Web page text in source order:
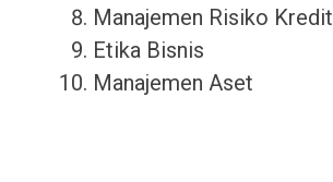
Manajemen Risiko Kredit
Etika Bisnis
Manajemen Aset